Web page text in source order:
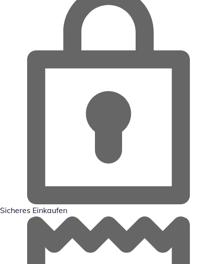
Sicheres Einkaufen